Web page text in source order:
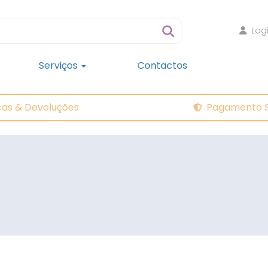
Serviços Contactos
& Devoluções Pagamento